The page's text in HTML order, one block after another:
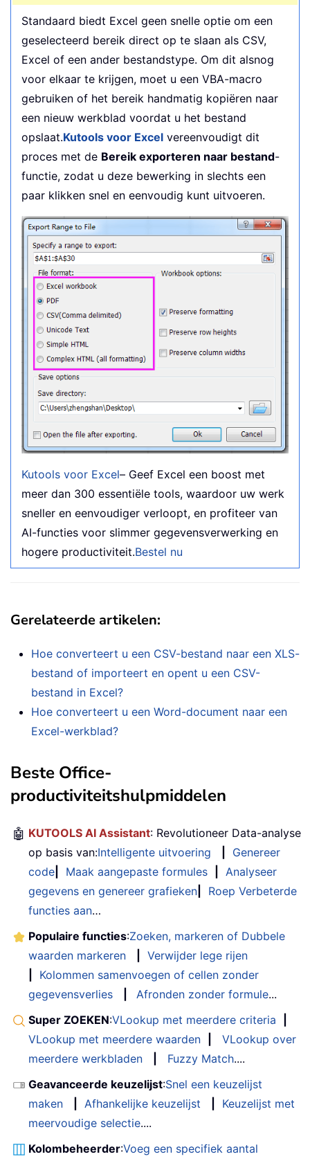
        xCSVFile
= Dir
Loop
    Application
.StatusBar =
False
    Application
.DisplayAlerts =
End Sub
Standaard biedt Excel geen snelle optie om een
geselecteerd bereik direct op te slaan als CSV,
Excel of een ander bestandstype. Om dit alsnog
voor elkaar te krijgen, moet u een VBA-macro
gebruiken of het bereik handmatig kopiëren naar
een nieuw werkblad voordat u het bestand
opslaat.Kutools voor Excel vereenvoudigt dit
proces met de Bereik exporteren naar bestand-
functie, zodat u deze bewerking in slechts een
paar klikken snel en eenvoudig kunt uitvoeren.
Kutools voor Excel– Geef Excel een boost met
meer dan 300 essentiële tools, waardoor uw werk
sneller en eenvoudiger verloopt, en profiteer van
AI-functies voor slimmer gegevensverwerking en
hogere productiviteit.Bestel nu
Gerelateerde artikelen:
Hoe converteert u een CSV-bestand naar een XLS-
bestand of importeert en opent u een CSV-
bestand in Excel?
Hoe converteert u een Word-document naar een
Excel-werkblad?
Beste Office-
productiviteitshulpmiddelen
🤖 KUTOOLS AI Assistant: Revolutioneer Data-analyse
op basis van:Intelligente uitvoering
Genereer
code
Maak aangepaste formules
Analyseer
gegevens en genereer grafieken
Roep Verbeterde
functies aan…
Populaire functies:Zoeken, markeren of Dubbele
waarden markeren
Verwijder lege rijen
Kolommen samenvoegen of cellen zonder
gegevensverlies
Afronden zonder formule...
Super ZOEKEN:VLookup met meerdere criteria
VLookup met meerdere waarden
VLookup over
meerdere werkbladen
Fuzzy Match....
Geavanceerde keuzelijst:Snel een keuzelijst
maken
Afhankelijke keuzelijst
Keuzelijst met
meervoudige selectie....
Kolombeheerder:Voeg een specifiek aantal